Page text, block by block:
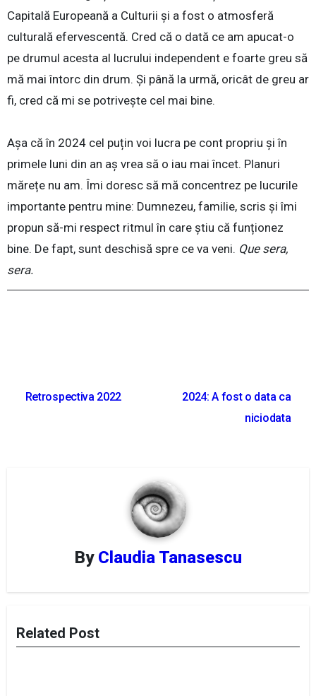
Capitală Europeană a Culturii și a fost o atmosferă
culturală efervescentă. Cred că o dată ce am apucat-o
pe drumul acesta al lucrului independent e foarte greu să
mă mai întorc din drum. Și până la urmă, oricât de greu ar
fi, cred că mi se potrivește cel mai bine.
Așa că în 2024 cel puțin voi lucra pe cont propriu și în
primele luni din an aș vrea să o iau mai încet. Planuri
mărețe nu am. Îmi doresc să mă concentrez pe lucurile
importante pentru mine: Dumnezeu, familie, scris și îmi
propun să-mi respect ritmul în care știu că funționez
bine. De fapt, sunt deschisă spre ce va veni. Que sera,
sera.
navigation
Retrospectiva 2022
2024: A fost o data ca
niciodata
By Claudia Tanasescu
Related Post